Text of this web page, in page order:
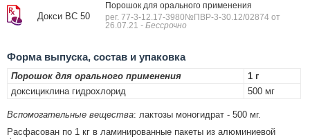
Докси ВС 50
Порошок для орального применения
рег. 77-3-12.17-3980№ПВР-3-30.12/02874 от
26.07.21 - Бессрочно
Форма выпуска, состав и упаковка
Порошок для орального применения
1 г
доксициклина гидрохлорид
500 мг
Вспомогательные вещества: лактозы моногидрат - 500 мг.
Расфасован по 1 кг в ламинированные пакеты из алюминиевой